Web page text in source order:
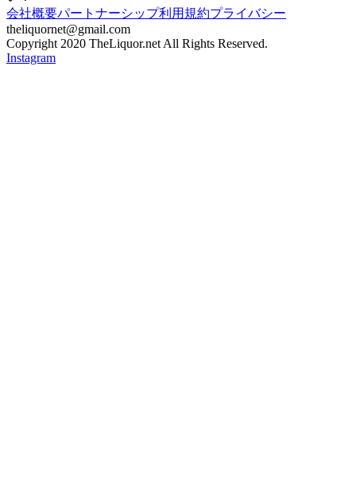
会社概要パートナーシップ利用規約プライバシー
theliquornet@gmail.com
Copyright 2020 TheLiquor.net All Rights Reserved.
Instagram